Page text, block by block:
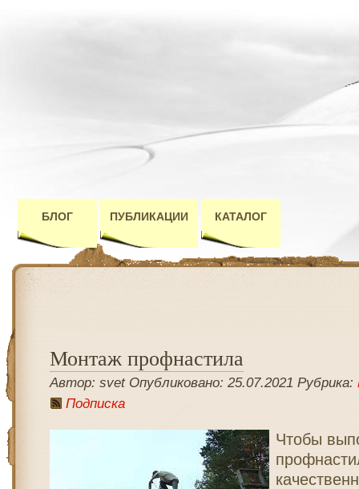
БЛОГ ПУБЛИКАЦИИ КАТАЛОГ
Монтаж профнастила
Автор: svet Опубликовано: 25.07.2021 Рубрика:
Подписка
Чтобы